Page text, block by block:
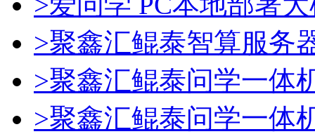
>聚鑫汇鲲泰智算服务
>聚鑫汇鲲泰问学一体
>聚鑫汇鲲泰问学一体